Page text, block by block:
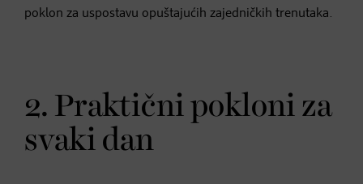
poklon za uspostavu opuštajućih zajedničkih trenutaka.
2. Praktični pokloni za
svaki dan